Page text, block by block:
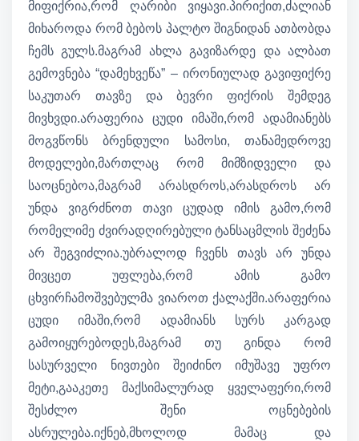
მიფიქრია,რომ ღარიბი ვიყავი.პირიქით,ძალიან
მიხაროდა რომ ბებოს პალტო შიგნიდან ათბობდა
ჩემს გულს.მაგრამ ახლა გავიზარდე და ალბათ
გემოვნება “დამეხვეწა” – ირონიულად გავიფიქრე
საკუთარ თავზე და ბევრი ფიქრის შემდეგ
მივხვდი.არაფერია ცუდი იმაში,რომ ადამიანებს
მოგვწონს ბრენდული სამოსი, თანამედროვე
მოდელები,მართლაც რომ მიმზიდველი და
საოცნებოა,მაგრამ არასდროს,არასდროს არ
უნდა ვიგრძნოთ თავი ცუდად იმის გამო,რომ
რომელიმე ძვირადღირებული ტანსაცმლის შეძენა
არ შეგვიძლია.უბრალოდ ჩვენს თავს არ უნდა
მივცეთ უფლება,რომ ამის გამო
ცხვირჩამოშვებულმა ვიაროთ ქალაქში.არაფერია
ცუდი იმაში,რომ ადამიანს სურს კარგად
გამოიყურებოდეს,მაგრამ თუ გინდა რომ
სასურველი ნივთები შეიძინო იმუშავე უფრო
მეტი,გააკეთე მაქსიმალურად ყველაფერი,რომ
შესძლო შენი ოცნებების
ასრულება.იქნებ,მხოლოდ მამაც და